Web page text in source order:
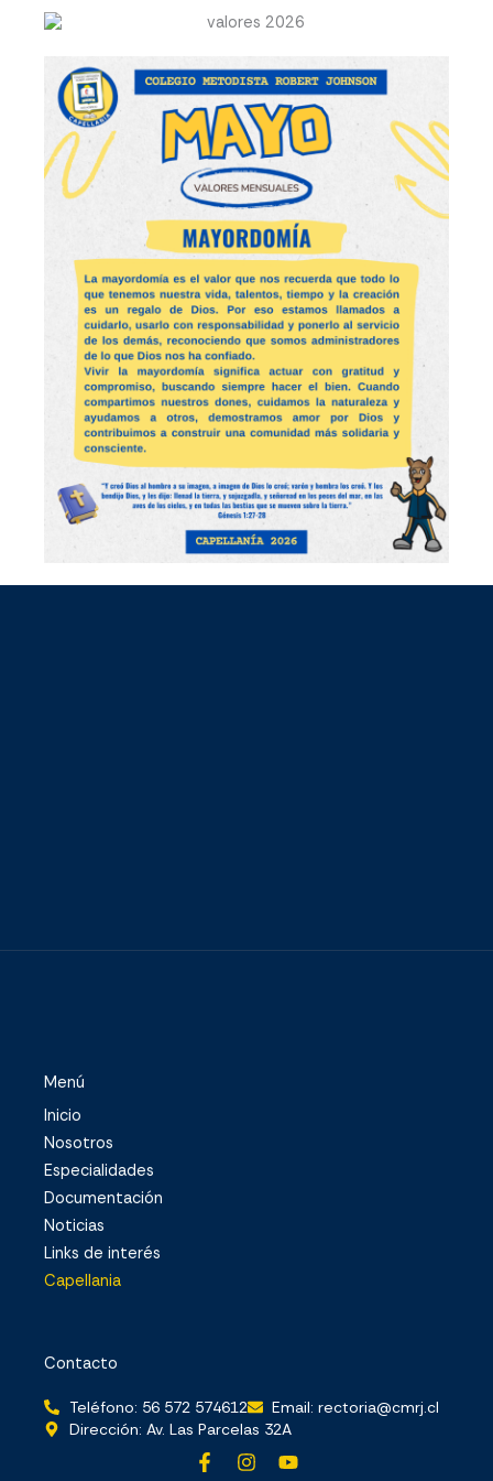
Menú
Inicio
Nosotros
Especialidades
Documentación
Noticias
Links de interés
Capellania
Contacto
Teléfono: 56 572 574612
Email: rectoria@cmrj.cl
Dirección: Av. Las Parcelas 32A